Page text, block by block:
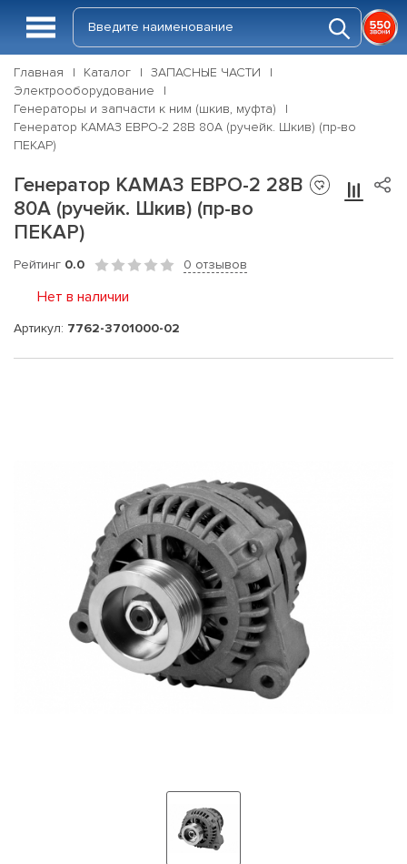
Главная Каталог
ЗАПАСНЫЕ ЧАСТИ
Электрооборудование
Генераторы и запчасти к ним (шкив, муфта)
Генератор КАМАЗ ЕВРО-2 28В 80А (ручейк. Шкив) (пр-во
ПЕКАР)
Генератор КАМАЗ ЕВРО-2 28В
80А (ручейк. Шкив) (пр-во
ПЕКАР)
Рейтинг 0.0 0 отзывов
Нет в наличии
Артикул: 7762-3701000-02